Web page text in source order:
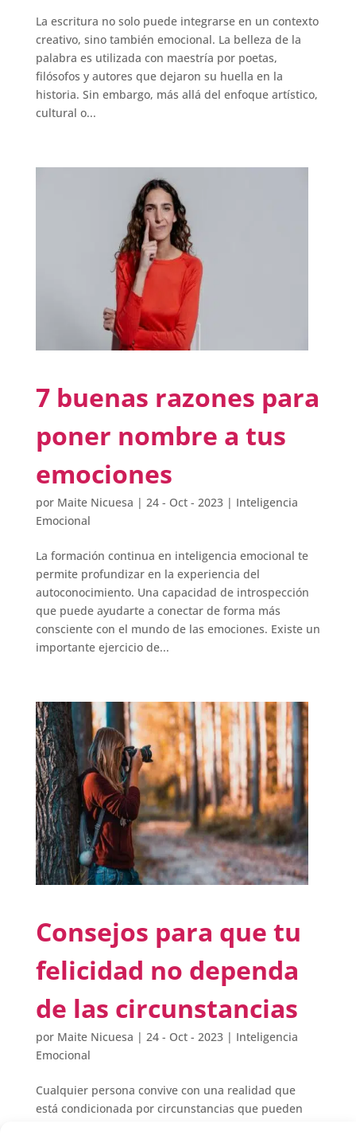
La escritura no solo puede integrarse en un contexto
creativo, sino también emocional. La belleza de la
palabra es utilizada con maestría por poetas,
filósofos y autores que dejaron su huella en la
historia. Sin embargo, más allá del enfoque artístico,
cultural o...
7 buenas razones para
poner nombre a tus
emociones
por Maite Nicuesa | 24 - Oct - 2023| Inteligencia
Emocional
La formación continua en inteligencia emocional te
permite profundizar en la experiencia del
autoconocimiento. Una capacidad de introspección
que puede ayudarte a conectar de forma más
consciente con el mundo de las emociones. Existe un
importante ejercicio de...
Consejos para que tu
felicidad no dependa
de las circunstancias
por Maite Nicuesa | 24 - Oct - 2023| Inteligencia
Emocional
Cualquier persona convive con una realidad que
está condicionada por circunstancias que pueden